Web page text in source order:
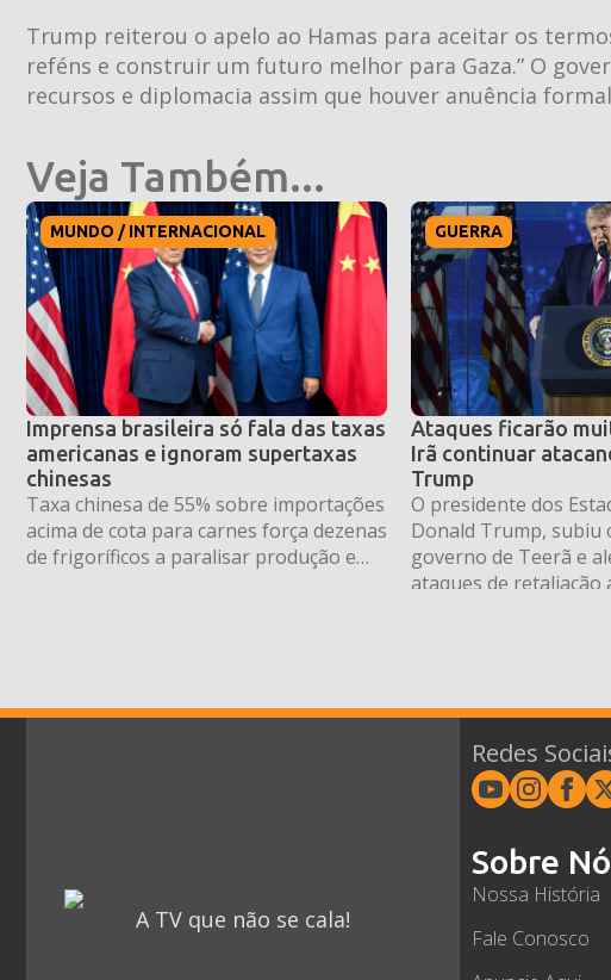
Trump reiterou o apelo ao Hamas para aceitar os
reféns e construir um futuro melhor para Gaza.” O
recursos e diplomacia assim que houver anuência
Veja Também...
MUNDO / INTERNACIONAL
Imprensa brasileira só fala das taxas
americanas e ignoram supertaxas
chinesas
Taxa chinesa de 55% sobre importações
acima de cota para carnes força dezenas
de frigoríficos a paralisar produção e
GUERRA
Ataques ficarão
Irã continuar
Trump
O presidente dos
Donald Trump, subiu
governo de Teerã e
ataques de retaliação
petróleo. O
nesta […]
A TV que não se cala!
Redes
Sobre
Nossa História
Fale Conosco